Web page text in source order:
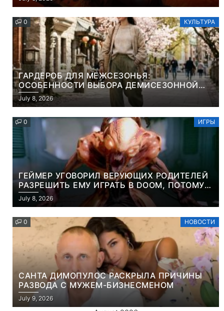
PROJEKT RED
0 КУЛЬТУРА
ГАРДЕРОБ ДЛЯ МЕЖСЕЗОНЬЯ:
ОСОБЕННОСТИ ВЫБОРА ДЕМИСЕЗОННОЙ
ПАРКИ И ЭЛЕГАНТНОГО ЖЕНСКОГО ПЛАЩА
July 8, 2026
0 ИГРЫ
ГЕЙМЕР УГОВОРИЛ ВЕРУЮЩИХ РОДИТЕЛЕЙ
РАЗРЕШИТЬ ЕМУ ИГРАТЬ В DOOM, ПОТОМУ
ЧТО ЭТО ХРИСТИАНСКАЯ ИГРА ПРО
УБИЙСТВО ДЕМОНОВ
July 8, 2026
0 НОВОСТИ
САНТА ДИМОПУЛОС РАСКРЫЛА ПРИЧИНЫ
РАЗВОДА С МУЖЕМ-БИЗНЕСМЕНОМ
July 9, 2026